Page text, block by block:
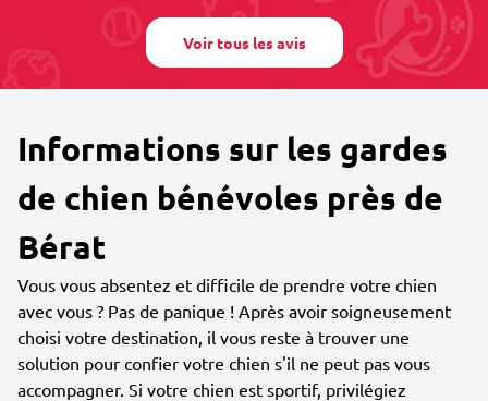
Voir tous les avis
Informations sur les gardes
de chien bénévoles près de
Bérat
Vous vous absentez et difficile de prendre votre chien
avec vous ? Pas de panique ! Après avoir soigneusement
choisi votre destination, il vous reste à trouver une
solution pour confier votre chien s'il ne peut pas vous
accompagner. Si votre chien est sportif, privilégiez